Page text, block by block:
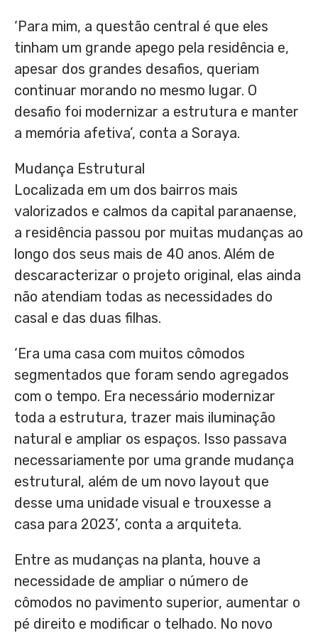
‘Para mim, a questão central é que eles
tinham um grande apego pela residência e,
apesar dos grandes desafios, queriam
continuar morando no mesmo lugar. O
desafio foi modernizar a estrutura e manter
a memória afetiva’, conta a Soraya.
Mudança Estrutural
Localizada em um dos bairros mais
valorizados e calmos da capital paranaense,
a residência passou por muitas mudanças ao
longo dos seus mais de 40 anos. Além de
descaracterizar o projeto original, elas ainda
não atendiam todas as necessidades do
casal e das duas filhas.
‘Era uma casa com muitos cômodos
segmentados que foram sendo agregados
com o tempo. Era necessário modernizar
toda a estrutura, trazer mais iluminação
natural e ampliar os espaços. Isso passava
necessariamente por uma grande mudança
estrutural, além de um novo layout que
desse uma unidade visual e trouxesse a
casa para 2023’, conta a arquiteta.
Entre as mudanças na planta, houve a
necessidade de ampliar o número de
cômodos no pavimento superior, aumentar o
pé direito e modificar o telhado. No novo